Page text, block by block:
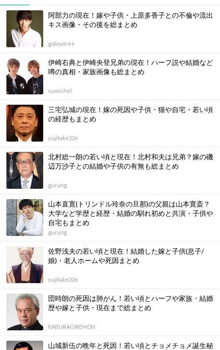
阿部力の現在！嫁や子供・上原多香子との不倫や流出
キス画像・その後を総まとめ
goboutree
伊崎右典と伊崎央登兄弟の現在！ハーフ説や結婚など
噂の真相・家族画像も総まとめ
sumichel
三宅弘城の現在！嫁の死因や子供・猫や自宅・若い頃
の経歴もまとめ
yujitake226
北村総一朗の若い頃と現在！北村和夫は兄弟？嫁の磯
辺万沙子との結婚や子供の有無も総まとめ
gurung
山本直寛(トリンドル玲奈の旦那)の父親は山本寛斎？
大学など学歴と経歴・結婚の馴れ初めと共演・子供や
自宅もまとめ
gurung
佐野浅夫の若い頃と現在！結婚した嫁と子供(息子/
娘)・老人ホームや死因まとめ
yujitake226
団時朗の死因は肺がん！若い頃とハーフや家族・結婚
歴や嫁と子供・現在まで総まとめ
KABURAGIREMON
山城新伍の晩年と死因！若い頃とチョメチョメ誕生秘